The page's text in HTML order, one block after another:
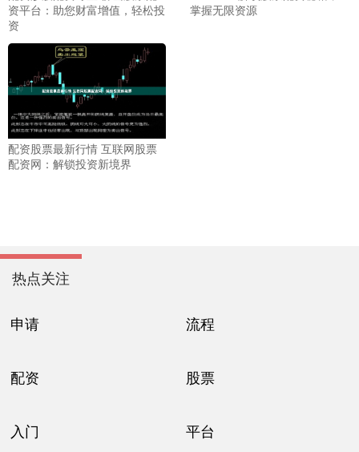
资平台：助您财富增值，轻松投
资
掌握无限资源
配资股票最新行情 互联网股票
配资网：解锁投资新境界
热点关注
申请 流程
配资 股票
入门 平台